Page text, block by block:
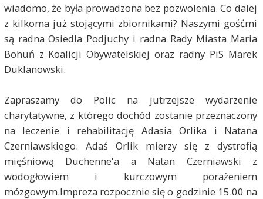
wiadomo, że była prowadzona bez pozwolenia. Co dalej
z kilkoma już stojącymi zbiornikami? Naszymi gośćmi
są radna Osiedla Podjuchy i radna Rady Miasta Maria
Bohuń z Koalicji Obywatelskiej oraz radny PiS Marek
Duklanowski.
Zapraszamy do Polic na jutrzejsze wydarzenie
charytatywne, z którego dochód zostanie przeznaczony
na leczenie i rehabilitację Adasia Orlika i Natana
Czerniawskiego. Adaś Orlik mierzy się z dystrofią
mięśniową Duchenne'a a Natan Czerniawski z
wodogłowiem i kurczowym porażeniem
mózgowym.Impreza rozpocznie się o godzinie 15.00 na